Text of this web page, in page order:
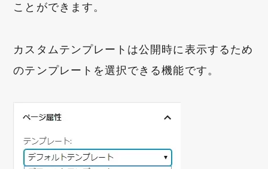
ことができます。
カスタムテンプレートは公開時に表示するため
のテンプレートを選択できる機能です。